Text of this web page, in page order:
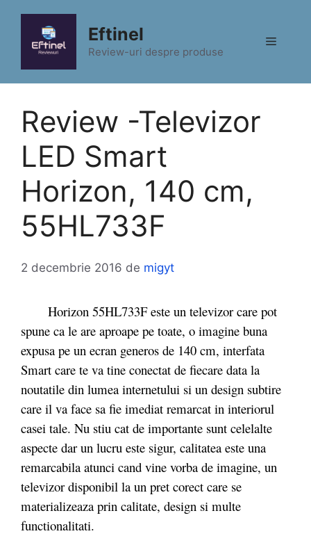
conținut
Eftinel
Review-uri despre produse
Meniu
Review -Televizor
LED Smart
Horizon, 140 cm,
55HL733F
2 decembrie 2016 de migyt
Horizon 55HL733F este un televizor care pot
spune ca le are aproape pe toate, o imagine buna
expusa pe un ecran generos de 140 cm, interfata
Smart care te va tine conectat de fiecare data la
noutatile din lumea internetului si un design subtire
care il va face sa fie imediat remarcat in interiorul
casei tale. Nu stiu cat de importante sunt celelalte
aspecte dar un lucru este sigur, calitatea este una
remarcabila atunci cand vine vorba de imagine, un
televizor disponibil la un pret corect care se
materializeaza prin calitate, design si multe
functionalitati.